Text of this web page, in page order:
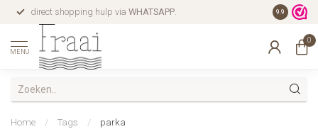
direct shopping hulp via WHATSAPP. gratis
9.9
MENU
0
Home / Tags / parka